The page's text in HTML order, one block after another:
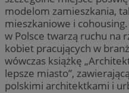
modelom zamieszkania,
mieszkaniowe i
w Polsce twarzą ruchu na
kobiet pracujących w
wówczas książkę
lepsze miasto”,
polskimi architektkami i